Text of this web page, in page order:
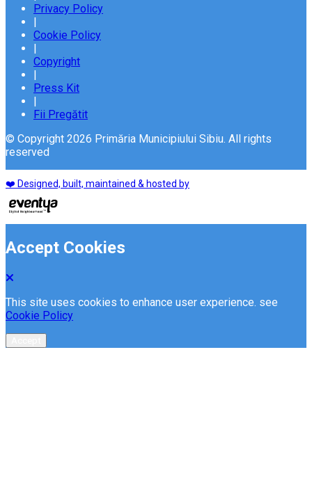
Privacy Policy
Cookie Policy
Copyright
Press Kit
Fii Pregătit
© Copyright 2026 Primăria Municipiului Sibiu. All rights
reserved
❤️ Designed, built, maintained & hosted by
Accept Cookies
This site uses cookies to enhance user experience. see
Cookie Policy